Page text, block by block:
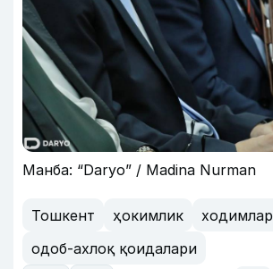
Манба: “Daryo” / Madina Nurman
Тошкент ҳокимлик
ходимлар
одоб-ахлоқ қоидалари